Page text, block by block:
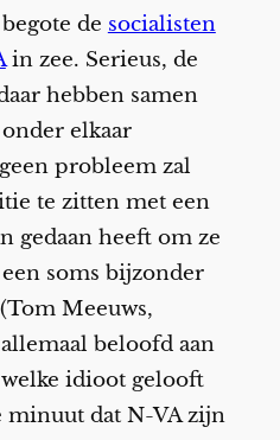
de socialisten
in zee. Serieus, de
hebben samen
elkaar
probleem zal
te zitten met een
gedaan heeft om ze
soms bijzonder
Meeuws,
beloofd aan
idioot gelooft
minuut dat N-VA zijn